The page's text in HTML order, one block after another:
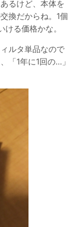
るけど、本体を
換だからね。1個
る価格かな。
ルタ単品なので
「1年に1回の…」